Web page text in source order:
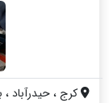
کرج ، حیدرآباد ،